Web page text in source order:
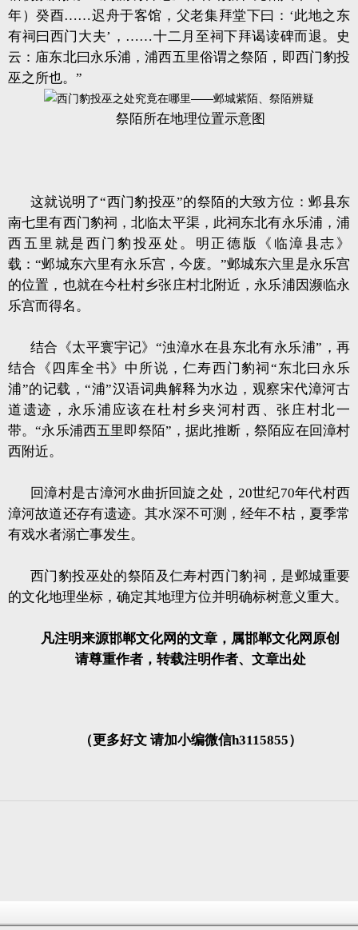
年）癸酉……迟舟于客馆，父老集拜堂下曰：‘此地之东
有祠曰西门大夫’，……十二月至祠下拜谒读碑而退。史
云：庙东北曰永乐浦，浦西五里俗谓之祭陌，即西门豹投
巫之所也。”
祭陌所在地理位置示意图
这就说明了“西门豹投巫”的祭陌的大致方位：邺县东
南七里有西门豹祠，北临太平渠，此祠东北有永乐浦，浦
西五里就是西门豹投巫处。明正德版《临漳县志》
载：“邺城东六里有永乐宫，今废。”邺城东六里是永乐宫
的位置，也就在今杜村乡张庄村北附近，永乐浦因濒临永
乐宫而得名。
结合《太平寰宇记》“浊漳水在县东北有永乐浦”，再
结合《四库全书》中所说，仁寿西门豹祠“东北曰永乐
浦”的记载，“浦”汉语词典解释为水边，观察宋代漳河古
道遗迹，永乐浦应该在杜村乡夹河村西、张庄村北一
带。“永乐浦西五里即祭陌”，据此推断，祭陌应在回漳村
西附近。
回漳村是古漳河水曲折回旋之处，20世纪70年代村西
漳河故道还存有遗迹。其水深不可测，经年不枯，夏季常
有戏水者溺亡事发生。
西门豹投巫处的祭陌及仁寿村西门豹祠，是邺城重要
的文化地理坐标，确定其地理方位并明确标树意义重大。
凡注明来源邯郸文化网的文章，属邯郸文化网原创
请尊重作者，转载注明作者、文章出处
（更多好文 请加小编微信h3115855）